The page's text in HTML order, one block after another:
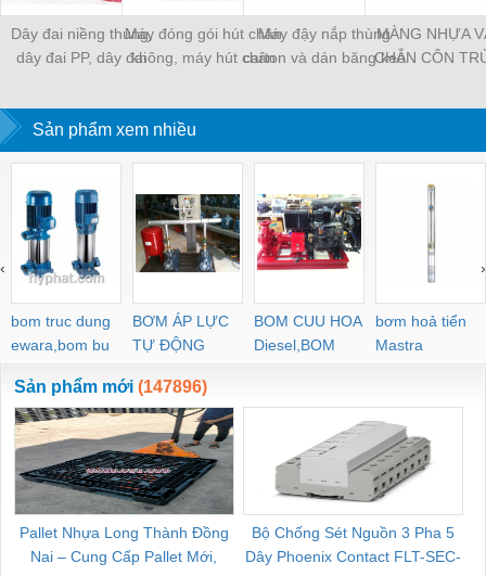
Dây đai niềng thùng,
dây đai PP, dây đai
Máy đóng gói hút chân
không, máy hút chân
Máy đậy nắp thùng
carton và dán băng keo
MÀNG NHỰA
CHẮN CÔN
KHO LẠNH,
Sản phẩm xem nhiều
bom truc dung
ewara,bom bu
ewara
BƠM ÁP LỰC
TỰ ĐỘNG
BOM CUU HOA
Diesel,BOM
CHUA CHAY
bơm hoả tiển
Mastra
‹ ›
Sản phẩm mới (147896)
Pallet Nhựa Long Thành Đồng
Nai – Cung Cấp Pallet Mới,
Bộ Chống Sét Nguồn 3 Pha 5
Dây Phoenix Contact FLT-SEC-